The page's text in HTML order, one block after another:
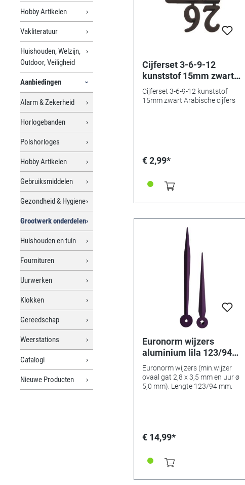
Hobby Artikelen
Vakliteratuur
Huishouden, Welzijn,
Outdoor, Veiligheid
Aanbiedingen
Alarm & Zekerheid
Horlogebanden
Polshorloges
Hobby Artikelen
Gebruiksmiddelen
Gezondheid & Hygiene
Grootwerk onderdelen
Huishouden en tuin
Fournituren
Uurwerken
Klokken
Gereedschap
Weerstations
Catalogi
Nieuwe Producten
Cijferset 3-6-9-12
kunststof 15mm zwart
Arabische cijfers
Cijferset 3-6-9-12 kunststof
15mm zwart Arabische cijfers
€ 2,99*
Euronorm wijzers
aluminium lila 123/94
mm
Euronorm wijzers (min.wijzer
ovaal gat 2,8 x 3,5 mm en uur ø
5,0 mm). Lengte 123/94 mm.
€ 14,99*